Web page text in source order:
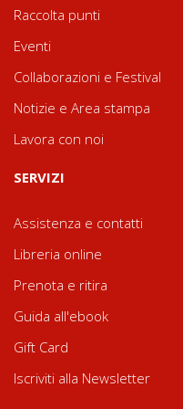
Raccolta punti
Eventi
Collaborazioni e Festival
Notizie e Area stampa
Lavora con noi
SERVIZI
Assistenza e contatti
Libreria online
Prenota e ritira
Guida all'ebook
Gift Card
Iscriviti alla Newsletter